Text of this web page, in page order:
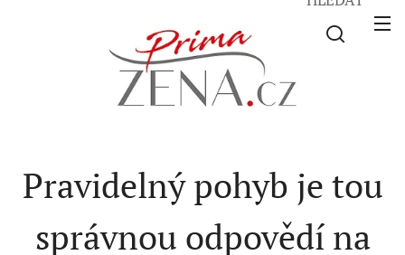
Pravidelný pohyb je tou
správnou odpovědí na